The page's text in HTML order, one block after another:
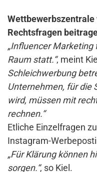
Rechtsfragen
„Influencer
Raum statt.“, meint
Schleichwerbung
Unternehmen, für die
wird, müssen mit
rechnen.“
Etliche Einzelfragen
Instagram-
„Für Klärung können
sorgen.“, so Kiel.